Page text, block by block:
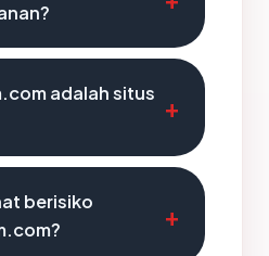
adalah situs
berisiko